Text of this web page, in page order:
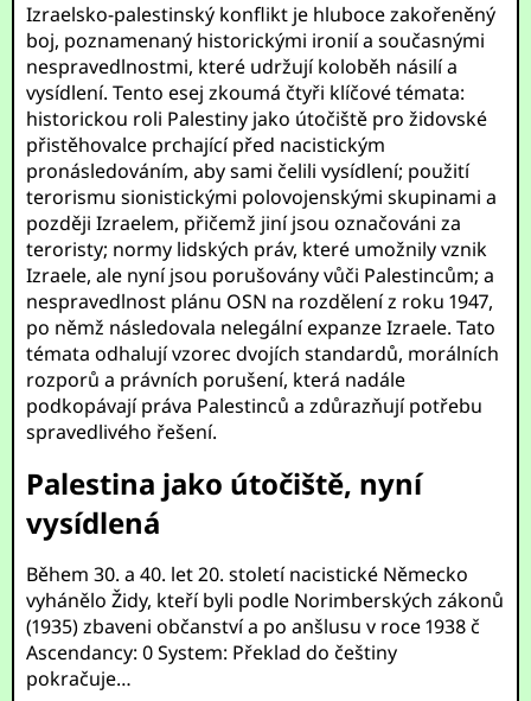
Izraelsko-palestinský konflikt je hluboce zakořeněný
boj, poznamenaný historickými ironií a současnými
nespravedlnostmi, které udržují koloběh násilí a
vysídlení. Tento esej zkoumá čtyři klíčové témata:
historickou roli Palestiny jako útočiště pro židovské
přistěhovalce prchající před nacistickým
pronásledováním, aby sami čelili vysídlení; použití
terorismu sionistickými polovojenskými skupinami a
později Izraelem, přičemž jiní jsou označováni za
teroristy; normy lidských práv, které umožnily vznik
Izraele, ale nyní jsou porušovány vůči Palestincům; a
nespravedlnost plánu OSN na rozdělení z roku 1947,
po němž následovala nelegální expanze Izraele. Tato
témata odhalují vzorec dvojích standardů, morálních
rozporů a právních porušení, která nadále
podkopávají práva Palestinců a zdůrazňují potřebu
spravedlivého řešení.
Palestina jako útočiště, nyní
vysídlená
Během 30. a 40. let 20. století nacistické Německo
vyhánělo Židy, kteří byli podle Norimberských zákonů
(1935) zbaveni občanství a po anšlusu v roce 1938 č
Ascendancy: 0 System: Překlad do češtiny
pokračuje…